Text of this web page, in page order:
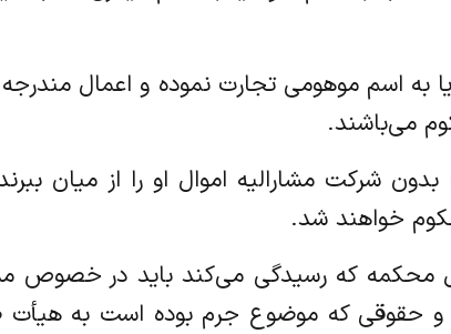
می‌باشند.
بدون شرکت مشارالیه اموال او را از میان
خواهند شد.
مواد قبل محکمه که رسیدگی می‌کند باید در
اموال و حقوقی که موضوع جرم بوده است به